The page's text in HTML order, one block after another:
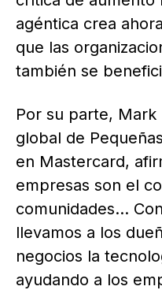
agéntica crea
que las
también se
Por su parte,
global de
en Mastercard,
empresas son el
comunidades…
llevamos a los
negocios la
ayudando a los